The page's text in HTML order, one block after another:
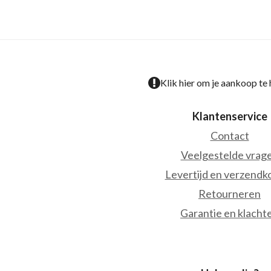
Klik hier om je aankoop te
Klantenservice
Contact
Veelgestelde
Levertijd en
Retourneren
Garantie en